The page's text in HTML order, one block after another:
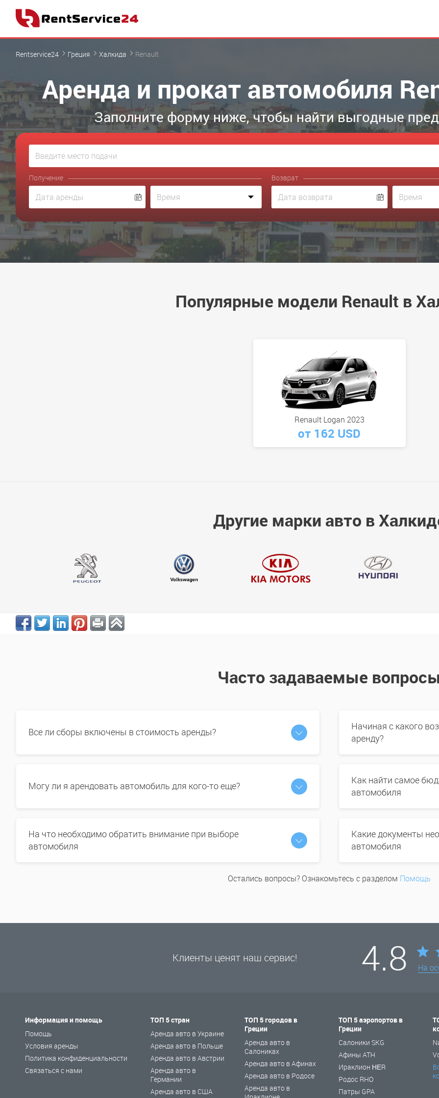
Rentservice24 Греция Халкида Renault
Аренда и прокат автомобиля
Заполните форму ниже, чтобы найти выгодные
Получение Возврат
Популярные модели Renault в
Renault Logan 2023
от 162 USD
Другие марки авто в
Часто задаваемые
Все ли сборы включены в стоимость аренды?
Начиная с какого
аренду?
Могу ли я арендовать автомобиль для кого-то еще?
Как найти самое
автомобиля
На что необходимо обратить внимание при выборе
автомобиля
Какие документы
автомобиля
Остались вопросы? Ознакомьтесь с разделом Помощь
Клиенты ценят наш сервис! 4.8 На
Информация и помощь
Помощь
Условия аренды
Политика конфиденциальности
Связаться с нами
ТОП 5 стран
Аренда авто в Украине
Аренда авто в Польше
Аренда авто в Австрии
Аренда авто в
Германии
Аренда авто в США
ТОП 5 городов в
Греции
Аренда авто в
Салониках
Аренда авто в Афинах
Аренда авто в Родосе
Аренда авто в
ТОП 5 аэропортов в
Греции
Салоники SKG
Афины ATH
Ираклион ΗΕR
Родос RHO
Патры GPA